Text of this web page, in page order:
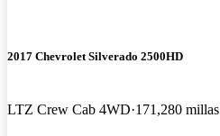
2017 Chevrolet Silverado 2500HD
LTZ Crew Cab 4WD 171,280 millas